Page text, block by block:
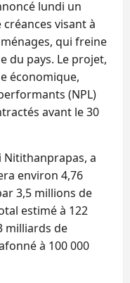
lundi un
visant à
qui freine
du pays. Le projet,
économique,
(NPL)
avant le 30
Nitithanprapas, a
environ 4,76
3,5 millions de
estimé à 122
milliards de
à 100 000